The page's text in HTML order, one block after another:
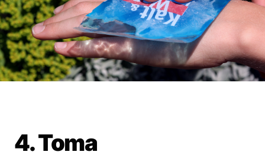
4. Toma